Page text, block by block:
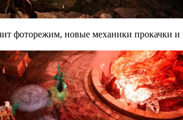
фоторежим, новые механики прокачки и